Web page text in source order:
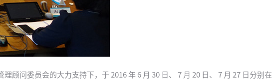
顾问委员会的大力支持下，于 2016 年 6 月 30 日、 7 月 20 日、 7 月 27 日分别在